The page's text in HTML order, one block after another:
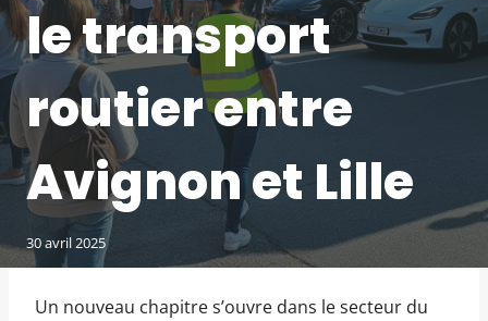
le transport
routier entre
Avignon et Lille
30 avril 2025
Un nouveau chapitre s’ouvre dans le secteur du